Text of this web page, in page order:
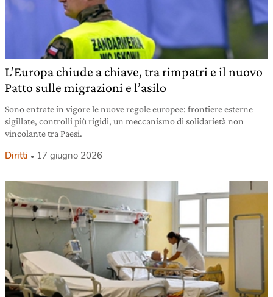
L’Europa chiude a chiave, tra rimpatri e il nuovo
Patto sulle migrazioni e l’asilo
Sono entrate in vigore le nuove regole europee: frontiere esterne
sigillate, controlli più rigidi, un meccanismo di solidarietà non
vincolante tra Paesi.
Diritti 17 giugno 2026